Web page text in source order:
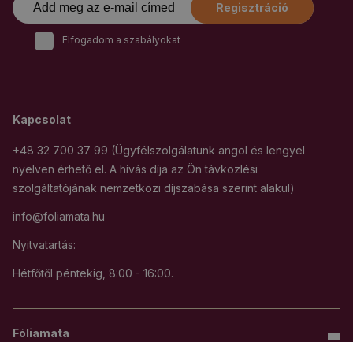
Regisztráció
Elfogadom a szabályokat
Kapcsolat
+48 32 700 37 99 (Ügyfélszolgálatunk angol és lengyel
nyelven érhető el. A hívás díja az Ön távközlési
szolgáltatójának nemzetközi díjszabása szerint alakul)
info@foliamata.hu
Nyitvatartás:
Hétfőtől péntekig, 8:00 - 16:00.
Fóliamata